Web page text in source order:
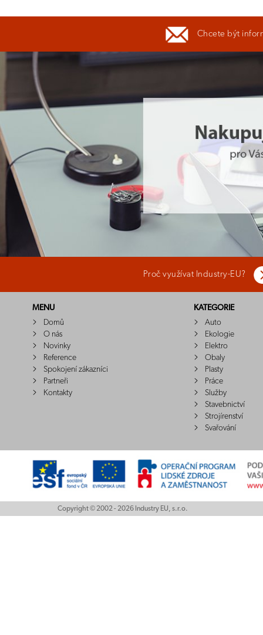
Chcete být
Proč využívat Industry-EU?
MENU
Domů
O nás
Novinky
Reference
Spokojení zákazníci
Partneři
Kontakty
KATEGORIE
Auto
Ekologie
Elektro
Obaly
Plasty
Práce
Služby
Stavebnictví
Strojírenství
Svařování
Copyright © 2002 - 2026 Industry EU, s.r.o.